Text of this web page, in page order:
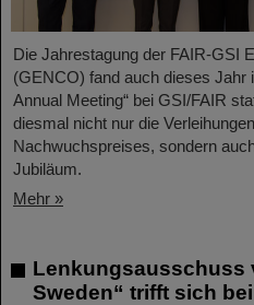
Die Jahrestagung der FAIR-GSI
(GENCO) fand auch dieses Jahr
Annual Meeting“ bei GSI/FAIR
diesmal nicht nur die
Nachwuchspreises, sondern
Jubiläum.
Mehr »
Lenkungsausschuss
Sweden“ trifft sich bei